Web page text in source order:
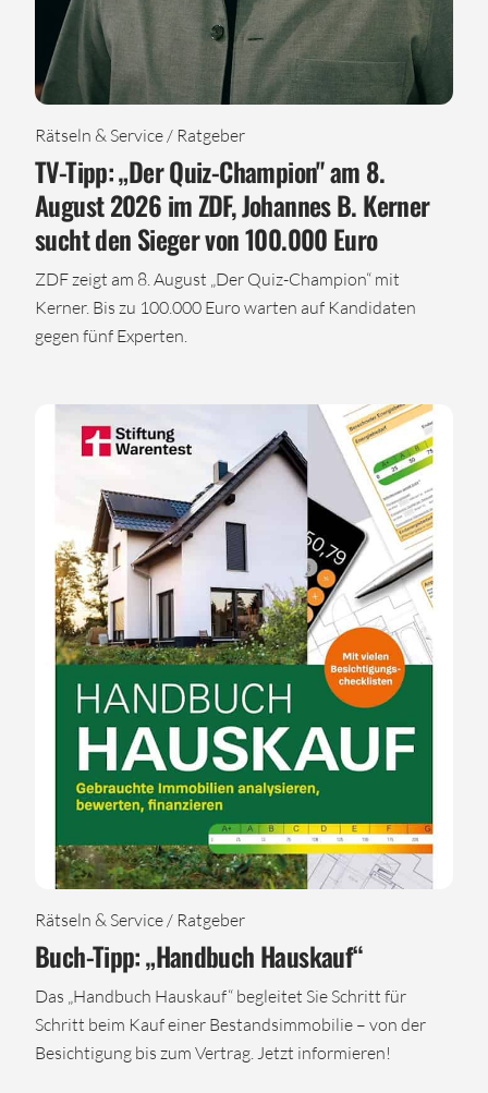
Rätseln & Service / Ratgeber
TV-Tipp: „Der Quiz-Champion" am 8.
August 2026 im ZDF, Johannes B. Kerner
sucht den Sieger von 100.000 Euro
ZDF zeigt am 8. August „Der Quiz-Champion“ mit
Kerner. Bis zu 100.000 Euro warten auf Kandidaten
gegen fünf Experten.
Rätseln & Service / Ratgeber
Buch-Tipp: „Handbuch Hauskauf“
Das „Handbuch Hauskauf“ begleitet Sie Schritt für
Schritt beim Kauf einer Bestandsimmobilie – von der
Besichtigung bis zum Vertrag. Jetzt informieren!